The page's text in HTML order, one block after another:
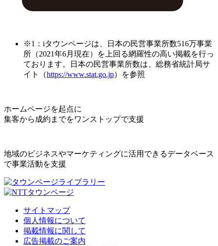
※1：iタウンページは、日本の民営事業所数516万事業
所（2021年6月現在）を上回る網羅性の高い掲載を行っ
ております。日本の民営事業所数は、総務省統計局サ
イト（https://www.stat.go.jp）を参照
ホームページを起点に
集客から成約までをワンストップで支援
地域のビジネスやマーケティングに活用できるデータベース
で事業活動を支援
サイトマップ
個人情報について
掲載情報に関して
広告掲載のご案内